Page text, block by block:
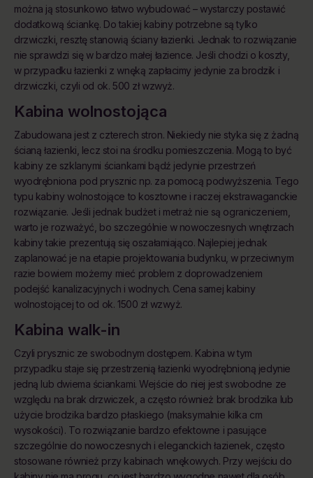
można ją stosunkowo łatwo wybudować – wystarczy postawić
dodatkową ściankę. Do takiej kabiny potrzebne są tylko
drzwiczki, resztę stanowią ściany łazienki. Jednak to rozwiązanie
nie sprawdzi się w bardzo małej łazience. Jeśli chodzi o koszty,
w przypadku łazienki z wnęką zapłacimy jedynie za brodzik i
drzwiczki, czyli od ok. 500 zł wzwyż.
Kabina wolnostojąca
Zabudowana jest z czterech stron. Niekiedy nie styka się z żadną
ścianą łazienki, lecz stoi na środku pomieszczenia. Mogą to być
kabiny ze szklanymi ściankami bądź jedynie przestrzeń
wyodrębniona pod prysznic np. za pomocą podwyższenia. Tego
typu kabiny wolnostojące to kosztowne i raczej ekstrawaganckie
rozwiązanie. Jeśli jednak budżet i metraż nie są ograniczeniem,
warto je rozważyć, bo szczególnie w nowoczesnych wnętrzach
kabiny takie prezentują się oszałamiająco. Najlepiej jednak
zaplanować je na etapie projektowania budynku, w przeciwnym
razie bowiem możemy mieć problem z doprowadzeniem
podejść kanalizacyjnych i wodnych. Cena samej kabiny
wolnostojącej to od ok. 1500 zł wzwyż.
Kabina walk-in
Czyli prysznic ze swobodnym dostępem. Kabina w tym
przypadku staje się przestrzenią łazienki wyodrębnioną jedynie
jedną lub dwiema ściankami. Wejście do niej jest swobodne ze
względu na brak drzwiczek, a często również brak brodzika lub
użycie brodzika bardzo płaskiego (maksymalnie kilka cm
wysokości). To rozwiązanie bardzo efektowne i pasujące
szczególnie do nowoczesnych i eleganckich łazienek, często
stosowane również przy kabinach wnękowych. Przy wejściu do